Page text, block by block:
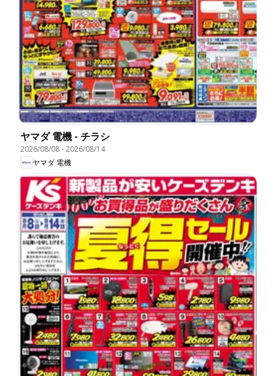
ヤマダ 電機 - チラシ
2026/08/08-2026/08/14
ヤマダ 電機